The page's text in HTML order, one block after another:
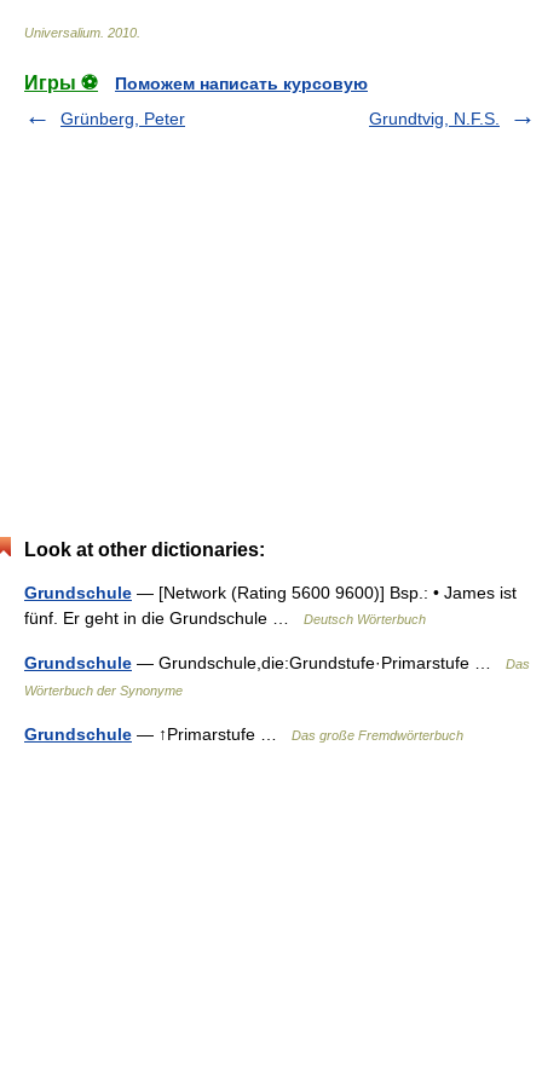
Universalium 2010
Игры ⚽
Поможем написать курсовую
Grünberg, Peter
Grundtvig, N.F.S.
Look at other dictionaries:
Grundschule — [Network (Rating 5600 9600)] Bsp.: • James ist
fünf. Er geht in die Grundschule …
Deutsch Wörterbuch
Grundschule — Grundschule,die:Grundstufe·Primarstufe …
Das
Wörterbuch der Synonyme
Grundschule — ↑Primarstufe … Das große Fremdwörterbuch